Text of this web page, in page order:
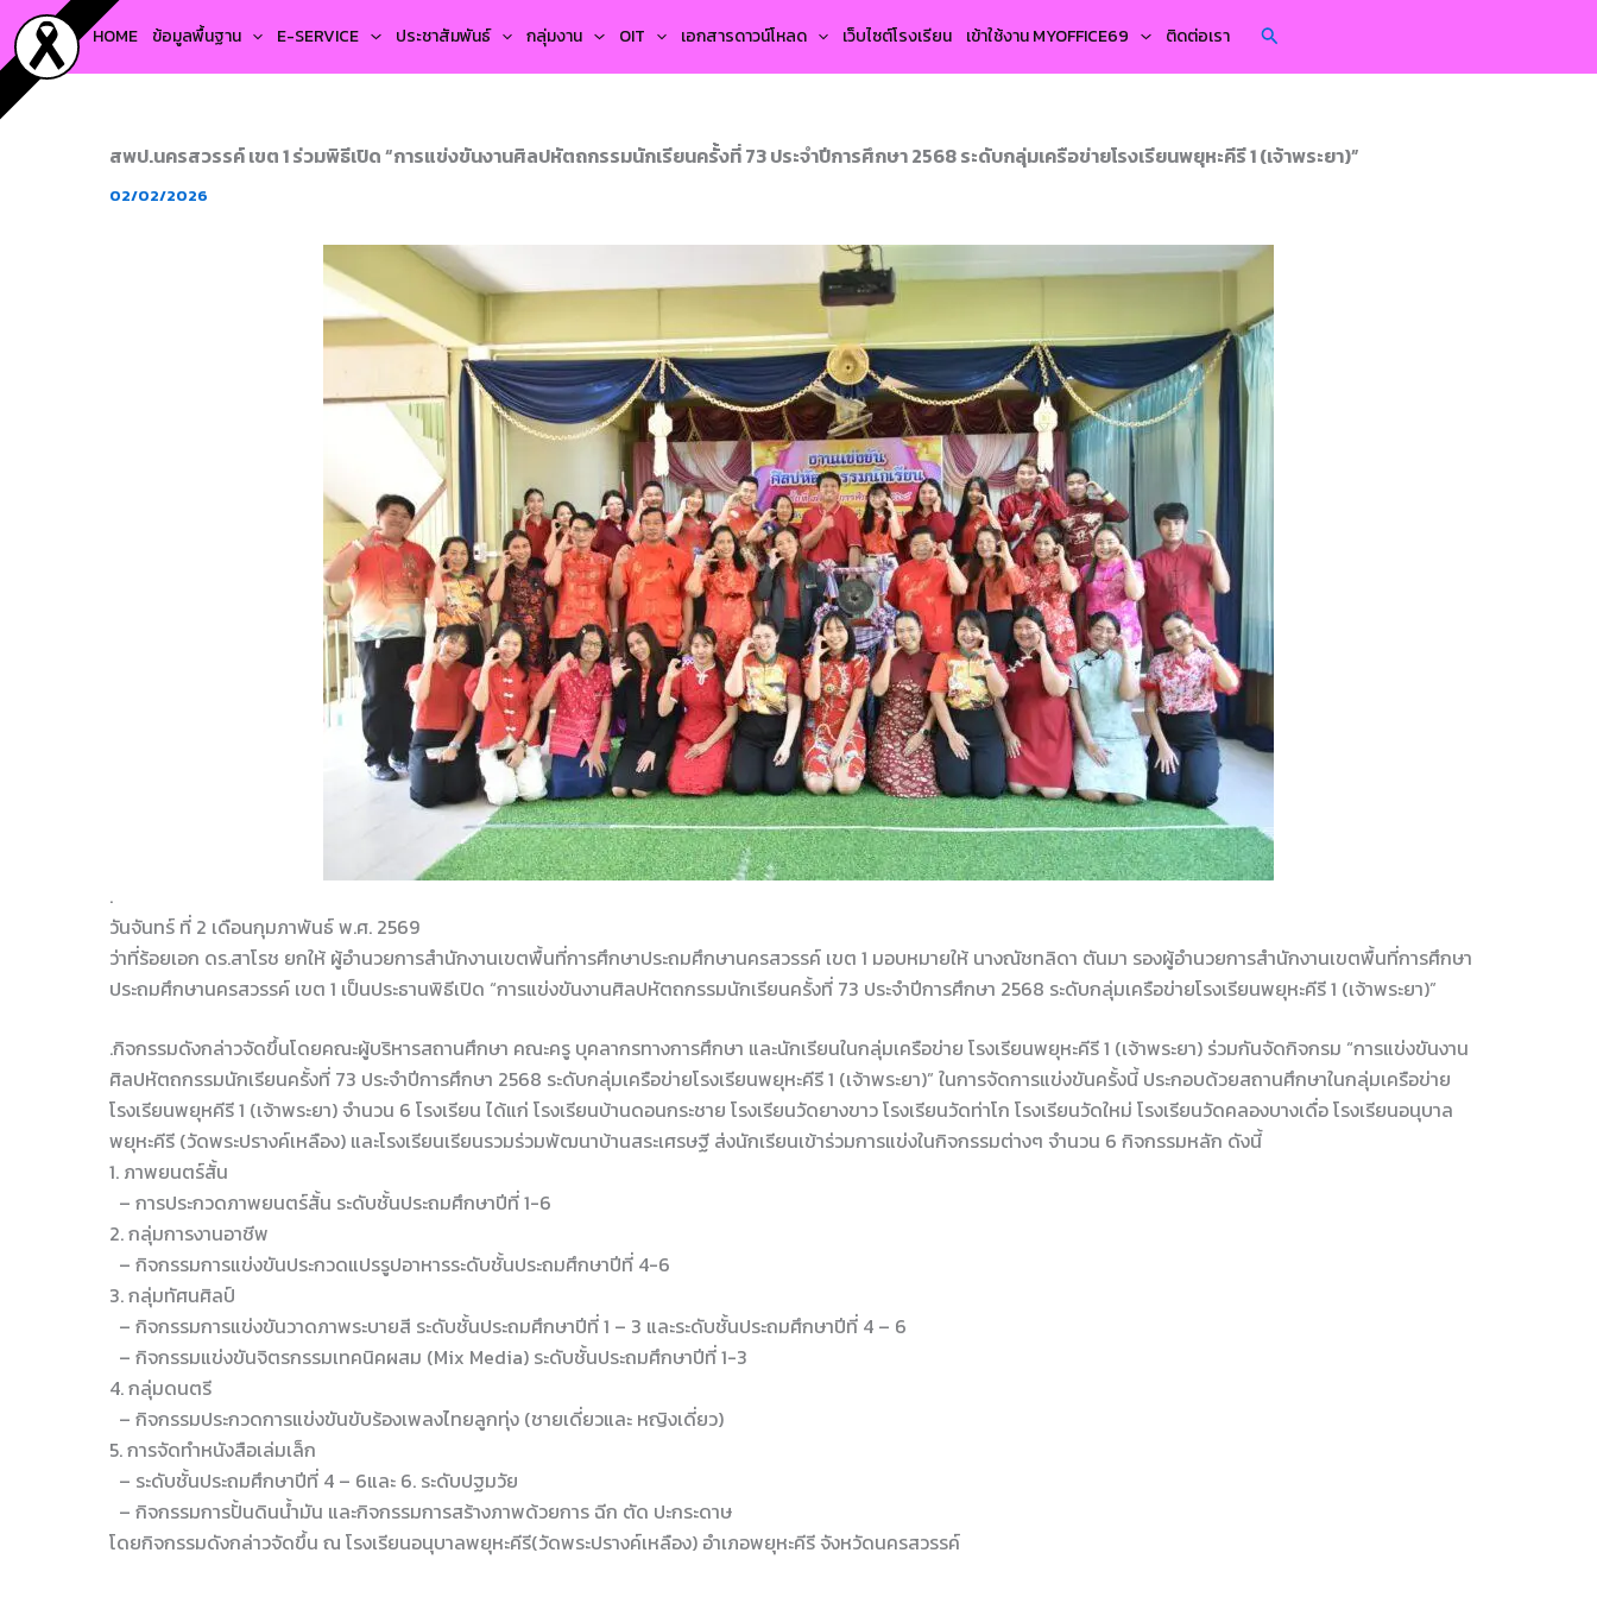
Skip
to
content
HOME ข้อมูลพื้นฐาน E-SERVICE ประชาสัมพันธ์ กลุ่มงาน OIT เอกสารดาวน์โหลด เว็บไซต์โรงเรียน เข้าใช้งาน MYOFFICE69 ติดต่อเรา Search
สพป.นครสวรรค์ เขต 1 ร่วมพิธีเปิด “การแข่งขันงานศิลปหัตถกรรมนักเรียนครั้งที่ 73 ประจำปีการศึกษา 2568 ระดับกลุ่มเครือข่ายโรงเรียนพยุหะคีรี 1 (เจ้าพระยา)”
02/02/2026
.
วันจันทร์ ที่ 2 เดือนกุมภาพันธ์ พ.ศ. 2569
ว่าที่ร้อยเอก ดร.สาโรช ยกให้ ผู้อำนวยการสำนักงานเขตพื้นที่การศึกษาประถมศึกษานครสวรรค์ เขต 1 มอบหมายให้ นางณัชทลิดา ตันมา รองผู้อำนวยการสำนักงานเขตพื้นที่การศึกษา
ประถมศึกษานครสวรรค์ เขต 1 เป็นประธานพิธีเปิด “การแข่งขันงานศิลปหัตถกรรมนักเรียนครั้งที่ 73 ประจำปีการศึกษา 2568 ระดับกลุ่มเครือข่ายโรงเรียนพยุหะคีรี 1 (เจ้าพระยา)”
.กิจกรรมดังกล่าวจัดขึ้นโดยคณะผู้บริหารสถานศึกษา คณะครู บุคลากรทางการศึกษา และนักเรียนในกลุ่มเครือข่าย โรงเรียนพยุหะคีรี 1 (เจ้าพระยา) ร่วมกันจัดกิจกรม “การแข่งขันงาน
ศิลปหัตถกรรมนักเรียนครั้งที่ 73 ประจำปีการศึกษา 2568 ระดับกลุ่มเครือข่ายโรงเรียนพยุหะคีรี 1 (เจ้าพระยา)” ในการจัดการแข่งขันครั้งนี้ ประกอบด้วยสถานศึกษาในกลุ่มเครือข่าย
โรงเรียนพยุหคีรี 1 (เจ้าพระยา) จำนวน 6 โรงเรียน ได้แก่ โรงเรียนบ้านดอนกระชาย โรงเรียนวัดยางขาว โรงเรียนวัดท่าโก โรงเรียนวัดใหม่ โรงเรียนวัดคลองบางเดื่อ โรงเรียนอนุบาล
พยุหะคีรี (วัดพระปรางค์เหลือง) และโรงเรียนเรียนรวมร่วมพัฒนาบ้านสระเศรษฐี ส่งนักเรียนเข้าร่วมการแข่งในกิจกรรมต่างๆ จำนวน 6 กิจกรรมหลัก ดังนี้
1. ภาพยนตร์สั้น
– การประกวดภาพยนตร์สั้น ระดับชั้นประถมศึกษาปีที่ 1-6
2. กลุ่มการงานอาชีพ
– กิจกรรมการแข่งขันประกวดแปรรูปอาหารระดับชั้นประถมศึกษาปีที่ 4-6
3. กลุ่มทัศนศิลป์
– กิจกรรมการแข่งขันวาดภาพระบายสี ระดับชั้นประถมศึกษาปีที่ 1 – 3 และระดับชั้นประถมศึกษาปีที่ 4 – 6
– กิจกรรมแข่งขันจิตรกรรมเทคนิคผสม (Mix Media) ระดับชั้นประถมศึกษาปีที่ 1-3
4. กลุ่มดนตรี
– กิจกรรมประกวดการแข่งขันขับร้องเพลงไทยลูกทุ่ง (ชายเดี่ยวและ หญิงเดี่ยว)
5. การจัดทำหนังสือเล่มเล็ก
– ระดับชั้นประถมศึกษาปีที่ 4 – 6และ 6. ระดับปฐมวัย
– กิจกรรมการปั้นดินน้ำมัน และกิจกรรมการสร้างภาพด้วยการ ฉีก ตัด ปะกระดาษ
โดยกิจกรรมดังกล่าวจัดขึ้น ณ โรงเรียนอนุบาลพยุหะคีรี(วัดพระปรางค์เหลือง) อำเภอพยุหะคีรี จังหวัดนครสวรรค์